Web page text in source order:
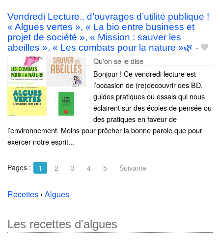
Vendredi Lecture.. d’ouvrages d’utilité publique !
« Algues vertes », « La bio entre business et
projet de société », « Mission : sauver les
abeilles », « Les combats pour la nature »🌿 -
Qu'on se le dise
Bonjour ! Ce vendredi lecture est
l’occasion de (re)découvrir des BD,
guides pratiques ou essais qui nous
éclairent sur des écoles de pensée ou
des pratiques en faveur de
l’environnement. Moins pour prêcher la bonne parole que pour
exercer notre esprit...
Pages : 1 2 3 4 5 Suivante
Recettes › Algues
Les recettes d'algues